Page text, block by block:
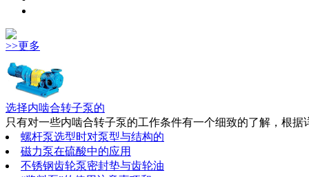
>>更多
选择内啮合转子泵的
只有对一些内啮合转子泵的工作条件有一个细致的了解，根据
螺杆泵选型时对泵型与结构的
磁力泵在硫酸中的应用
不锈钢齿轮泵密封垫与齿轮油